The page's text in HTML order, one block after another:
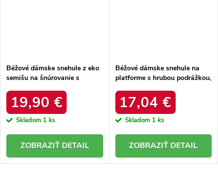
Béžové dámske snehule z eko
semišu na šnúrovanie s
produktu C3016 BEIGE
19,90 €
Skladom 1 ks
DETAIL
Béžové dámske snehule na
platforme s hrubou podrážkou,
925 KHAKI
17,04 €
Skladom 1 ks
DETAIL